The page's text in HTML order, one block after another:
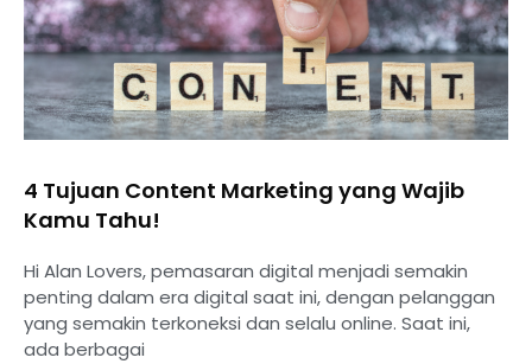
4 Tujuan Content Marketing yang Wajib
Kamu Tahu!
Hi Alan Lovers, pemasaran digital menjadi semakin
penting dalam era digital saat ini, dengan pelanggan
yang semakin terkoneksi dan selalu online. Saat ini,
ada berbagai